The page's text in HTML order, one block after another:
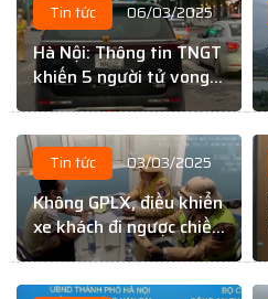
Tin tức 06/03/2025
Hà Nội: Thông tin TNGT
khiến 5 người tử vong
là sai sự thật
Tin tức 03/03/2025
Không GPLX, điều khiển
xe khách đi ngược chiều
trên cao tốc Nội Bài –